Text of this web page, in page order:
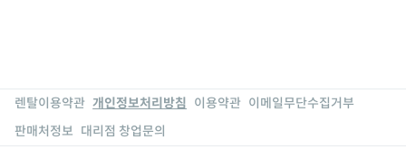
렌탈이용약관 개인정보처리방침 이용약관 이메일무단수집거부
판매처정보 대리점 창업문의